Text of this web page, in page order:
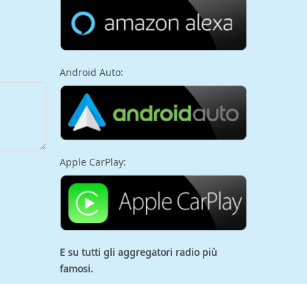
Android Auto:
Apple CarPlay:
E su tutti gli aggregatori radio più
famosi.